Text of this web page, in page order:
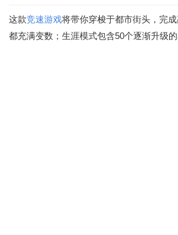
这款竞速游戏将带你穿梭于都市街头，完
都充满变数；生涯模式包含50个逐渐升级